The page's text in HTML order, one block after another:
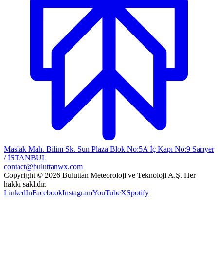
Maslak Mah. Bilim Sk. Sun Plaza Blok No:5A İç Kapı No:9 Sarıyer
/ İSTANBUL
contact@buluttanwx.com
Copyright © 2026 Buluttan Meteoroloji ve Teknoloji A.Ş. Her
hakkı saklıdır.
LinkedInFacebookInstagramYouTubeXSpotify